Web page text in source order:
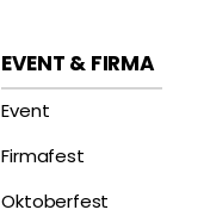
EVENT & FIRMA
Event
Firmafest
Oktoberfest